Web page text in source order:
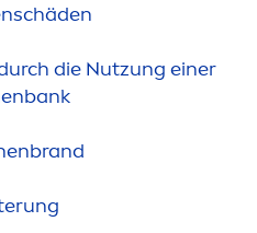
die Nutzung einer